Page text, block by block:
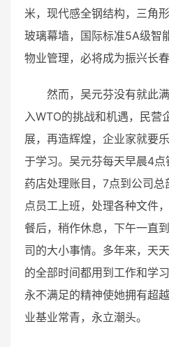
米，现代感全钢结构，三角
玻璃幕墙，国际标准5A级智
物业管理，必将成为振兴长
然而，吴元芬没有就此
入WTO的挑战和机遇，民营
展，再造辉煌，企业家就要
于学习。吴元芬每天早晨4
药店处理账目，7点到公司
点员工上班，处理各种文件
餐后，稍作休息，下午一直
司的大小事情。多年来，天
的全部时间都用到工作和学
永不满足的精神使她拥有超
业基业常青，永立潮头。